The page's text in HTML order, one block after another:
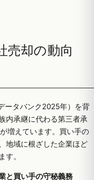
売却の動向
ータバンク2025年）を背
内承継に代わる第三者承
増えています。買い手の
地域に根ざした企業ほど
す。
と買い手の守秘義務